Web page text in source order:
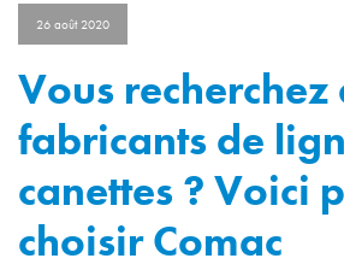
26 août 2020
Vous recherchez
fabricants de
canettes ? Voici
choisir Comac